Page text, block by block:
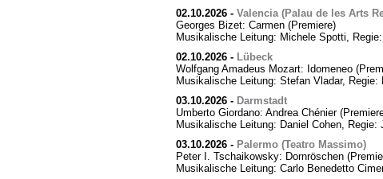
02.10.2026- Valencia (Palau de les Arts
Georges Bizet: Carmen (Premiere)
Musikalische Leitung: Michele Spotti,
02.10.2026- Lübeck
Wolfgang Amadeus Mozart: Idomeneo
Musikalische Leitung: Stefan Vladar, Regie:
03.10.2026- Darmstadt
Umberto Giordano: Andrea Chénier
Musikalische Leitung: Daniel Cohen, Regie:
03.10.2026- Palermo (Teatro Massimo)
Peter I. Tschaikowsky: Dornröschen
Musikalische Leitung: Carlo Benedetto